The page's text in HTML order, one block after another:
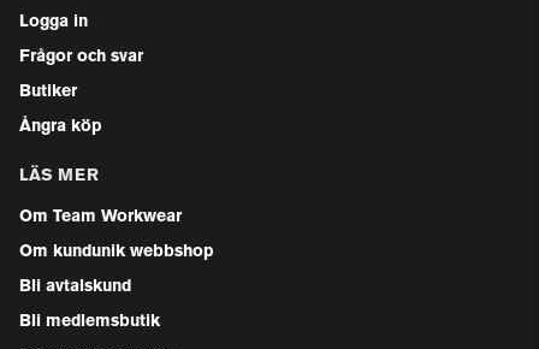
Logga in
Frågor och svar
Butiker
Ångra köp
LÄS MER
Om Team Workwear
Om kundunik webbshop
Bli avtalskund
Bli medlemsbutik